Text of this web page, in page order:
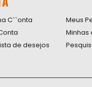
C``onta
de desejos
Meus
Minhas